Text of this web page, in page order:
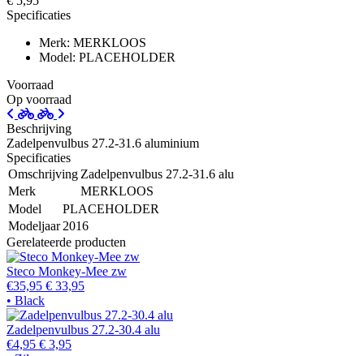
Specificaties
Merk: MERKLOOS
Model: PLACEHOLDER
Voorraad
Op voorraad
Beschrijving
Zadelpenvulbus 27.2-31.6 aluminium
Specificaties
Omschrijving Zadelpenvulbus 27.2-31.6 alu
Merk
MERKLOOS
Model
PLACEHOLDER
Modeljaar 2016
Gerelateerde producten
Steco Monkey-Mee zw
€35,95 € 33,95
• Black
Zadelpenvulbus 27.2-30.4 alu
€4,95 € 3,95